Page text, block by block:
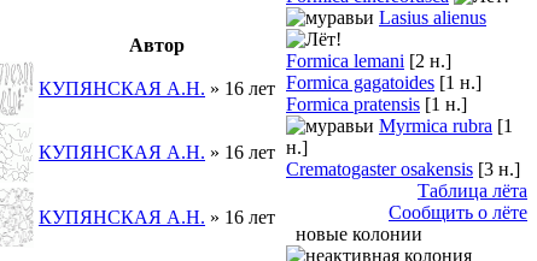
Автор
КУПЯНСКАЯ А.Н. » 16 лет
КУПЯНСКАЯ А.Н. » 16 лет
КУПЯНСКАЯ А.Н. » 16 лет
Lasius alienus
Formica lemani [2 н.]
Formica gagatoides [1 н.]
Formica pratensis [1 н.]
Myrmica rubra [1
н.]
Crematogaster osakensis [3 н.]
Таблица лёта
Сообщить о лёте
новые колонии